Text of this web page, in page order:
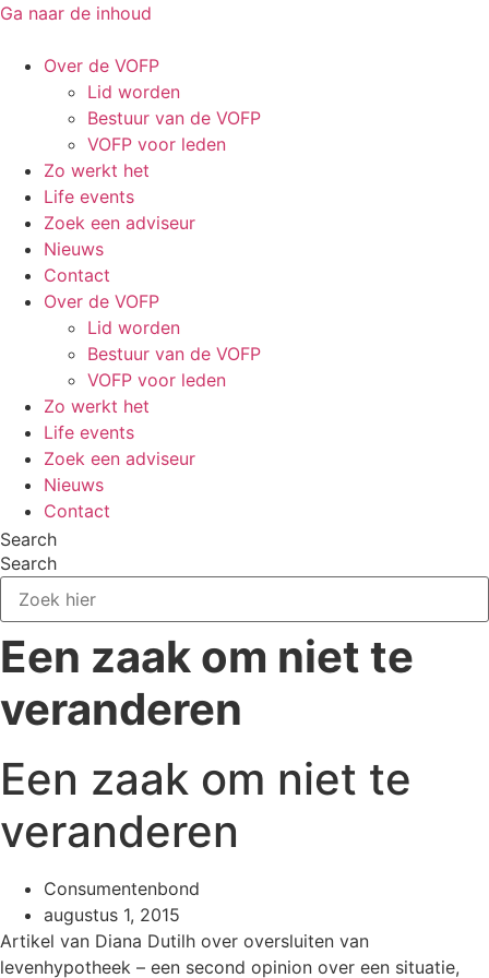
Ga naar de inhoud
Over de VOFP
Lid worden
Bestuur van de VOFP
VOFP voor leden
Zo werkt het
Life events
Zoek een adviseur
Nieuws
Contact
Over de VOFP
Lid worden
Bestuur van de VOFP
VOFP voor leden
Zo werkt het
Life events
Zoek een adviseur
Nieuws
Contact
Search
Search
Een zaak om niet te
veranderen
Een zaak om niet te
veranderen
Consumentenbond
augustus 1, 2015
Artikel van Diana Dutilh over oversluiten van
levenhypotheek – een second opinion over een situatie,